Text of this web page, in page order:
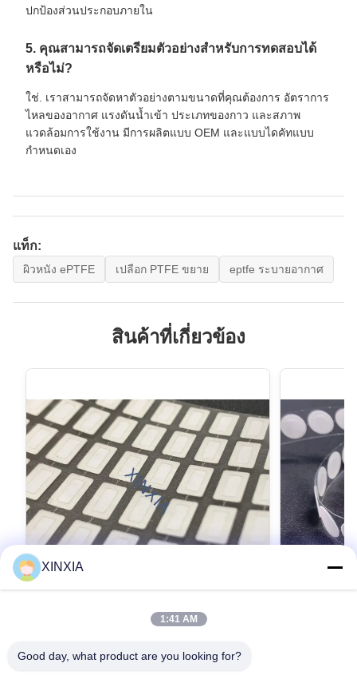
ปกป้องส่วนประกอบภายใน
5. คุณสามารถจัดเตรียมตัวอย่างสำหรับการทดสอบได้
หรือไม่?
ใช่. เราสามารถจัดหาตัวอย่างตามขนาดที่คุณต้องการ อัตราการ
ไหลของอากาศ แรงดันน้ำเข้า ประเภทของกาว และสภาพ
แวดล้อมการใช้งาน มีการผลิตแบบ OEM และแบบไดคัทแบบ
กำหนดเอง
แท็ก:
ผิวหนัง ePTFE เปลือก PTFE ขยาย eptfe ระบายอากาศ
สินค้าที่เกี่ยวข้อง
XINXIA-E60WO30 แผ่นระบายอากาศ e-
ของอากาศ 5000 ml/min/cm² และการ
XINXIA
1:41 AM
Good day, what product are you looking for?